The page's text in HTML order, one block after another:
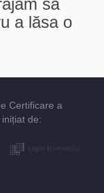
a lăsa o
Certificare a
de: